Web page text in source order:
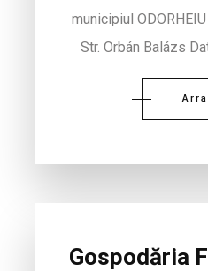
municipiul
Str. Orbán Balázs
Gospodăria